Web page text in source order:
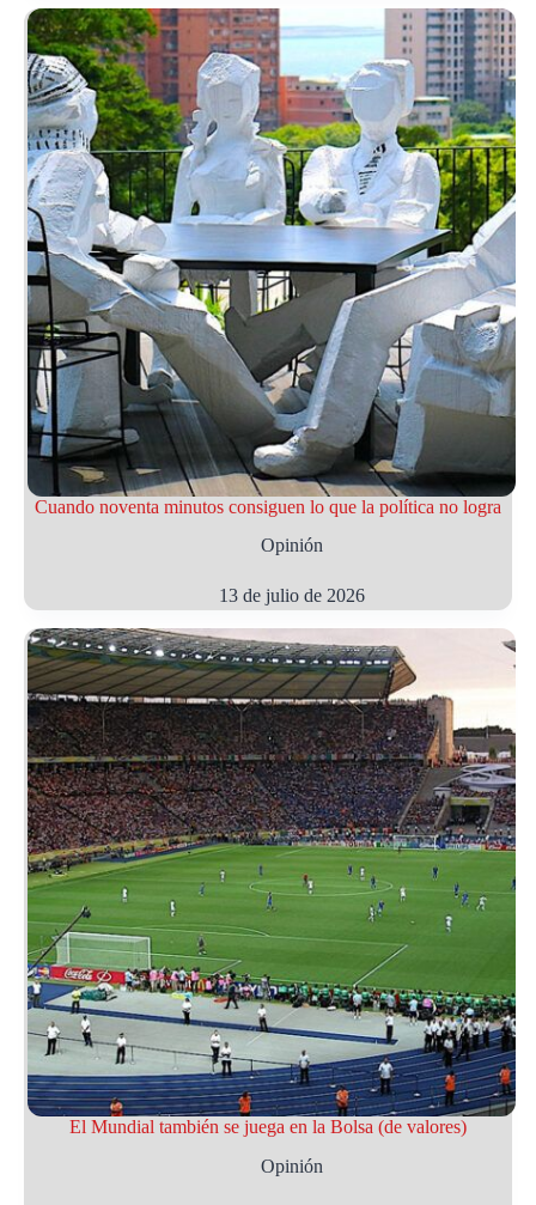
Cuando noventa minutos consiguen lo que la política no logra
Opinión
13 de julio de 2026
El Mundial también se juega en la Bolsa (de valores)
Opinión